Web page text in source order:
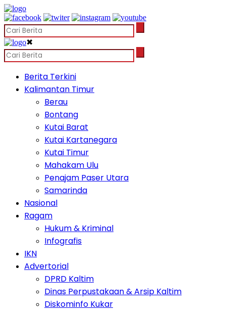
✖
Berita Terkini
Kalimantan Timur
Berau
Bontang
Kutai Barat
Kutai Kartanegara
Kutai Timur
Mahakam Ulu
Penajam Paser Utara
Samarinda
Nasional
Ragam
Hukum & Kriminal
Infografis
IKN
Advertorial
DPRD Kaltim
Dinas Perpustakaan & Arsip Kaltim
Diskominfo Kukar